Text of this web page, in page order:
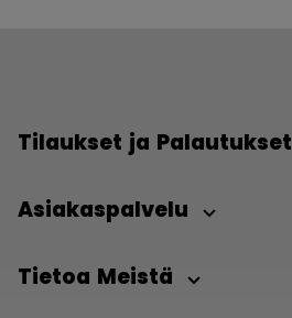
Tilaukset ja Palautukset
Asiakaspalvelu
Tietoa Meistä